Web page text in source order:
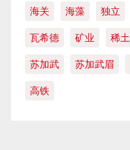
海关 海藻 独立
瓦希德 矿业 稀土
苏加武 苏加武眉
高铁